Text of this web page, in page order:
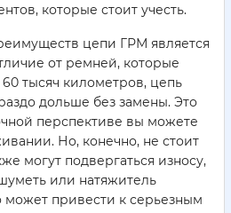
которые стоит учесть.
цепи ГРМ является
от ремней, которые
тысяч километров, цепь
дольше без замены. Это
перспективе вы можете
Но, конечно, не стоит
могут подвергаться износу,
или натяжитель
может привести к серьезным